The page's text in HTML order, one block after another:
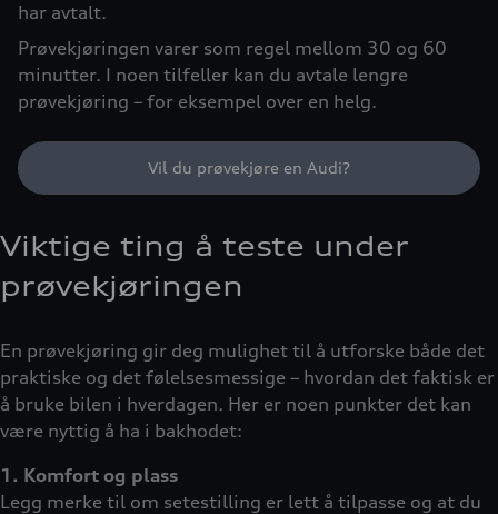
har avtalt.
Prøvekjøringen varer som regel mellom 30 og 60
minutter. I noen tilfeller kan du avtale lengre
prøvekjøring – for eksempel over en helg.
Vil du prøvekjøre en Audi?
Viktige ting å teste under
prøvekjøringen
En prøvekjøring gir deg mulighet til å utforske både det
praktiske og det følelsesmessige – hvordan det faktisk er
å bruke bilen i hverdagen. Her er noen punkter det kan
være nyttig å ha i bakhodet:
1. Komfort og plass
Legg merke til om setestilling er lett å tilpasse og at du